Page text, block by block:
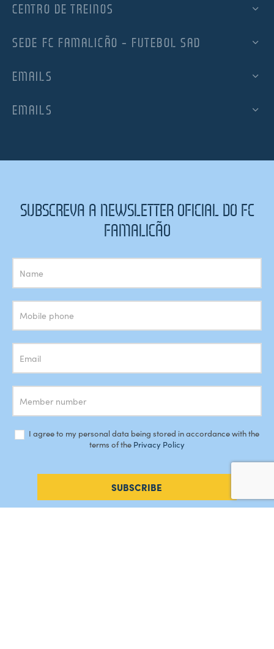
CENTRO DE TREINOS
SEDE FC FAMALICÃO – FUTEBOL SAD
EMAILS
EMAILS
SUBSCREVA A NEWSLETTER OFICIAL DO FC
FAMALICÃO
Subscrição
Newsletter
I agree to my personal data being stored in accordance with the
terms of the Privacy Policy
SUBSCRIBE